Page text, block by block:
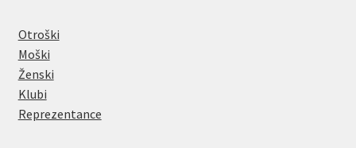
Otroški
Moški
Ženski
Klubi
Reprezentance